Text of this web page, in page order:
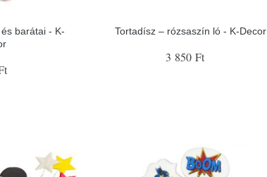
barátai - K-
Tortadísz – rózsaszín ló - K-Decor
3 850 Ft